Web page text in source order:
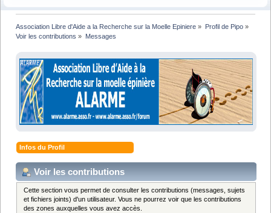
Association Libre d'Aide a la Recherche sur la Moelle Epiniere » Profil de Pipo»
Voir les contributions » Messages
Infos du Profil
Voir les contributions
Cette section vous permet de consulter les contributions (messages, sujets
et fichiers joints) d'un utilisateur. Vous ne pourrez voir que les contributions
des zones auxquelles vous avez accès.